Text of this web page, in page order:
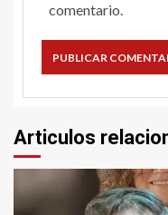
comentario.
Articulos